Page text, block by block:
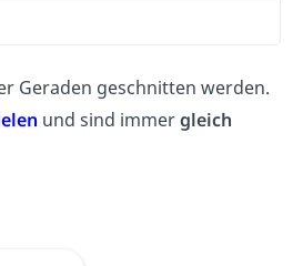
Geraden geschnitten werden.
und sind immergleich